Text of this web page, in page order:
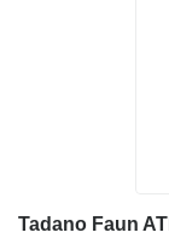
Tadano Faun